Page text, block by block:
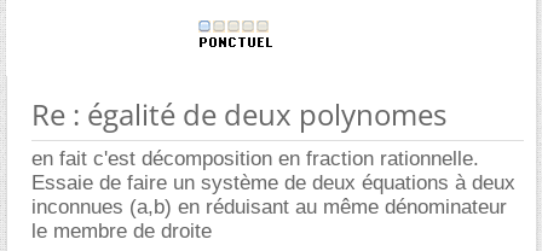
Re : égalité de deux polynomes
en fait c'est décomposition en fraction rationnelle.
Essaie de faire un système de deux équations à deux
inconnues (a,b) en réduisant au même dénominateur
le membre de droite